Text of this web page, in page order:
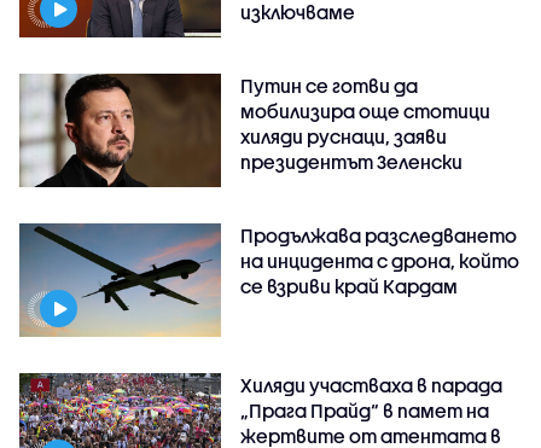
изключваме
Путин се готви да
мобилизира още стотици
хиляди руснаци, заяви
президентът Зеленски
Продължава разследването
на инцидента с дрона, който
се взриви край Кардам
Хиляди участваха в парада
„Прага Прайд“ в памет на
жертвите от атентата в